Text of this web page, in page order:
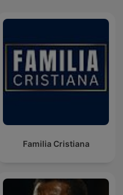
Familia Cristiana